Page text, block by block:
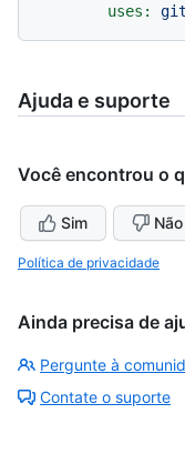
uses:
Ajuda e suporte
Você encontrou o
Sim Não
Política de privacidade
Ainda precisa de
Pergunte à
Contate o suporte